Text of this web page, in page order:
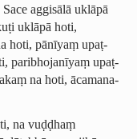
aggisālā uklāpā
uklāpā hoti,
hoti, pānīyaṃ upaṭ­
paribhojanīyaṃ upaṭ­
na hoti, ācama­na­
na vuḍḍhaṃ